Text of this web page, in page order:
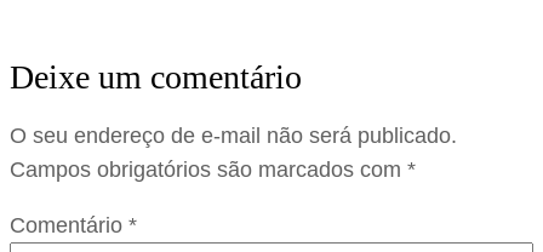
Deixe um comentário
O seu endereço de e-mail não será publicado.
Campos obrigatórios são marcados com *
Comentário *